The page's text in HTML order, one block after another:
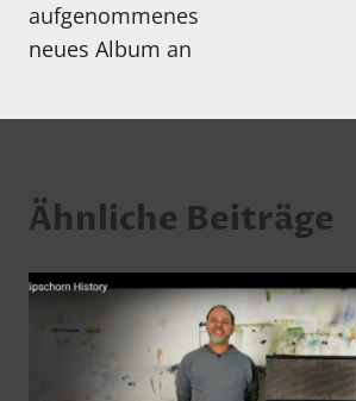
aufgenommenes
neues Album an
Ähnliche Beiträge